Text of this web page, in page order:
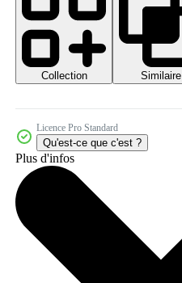
Collection
Similaire
Licence Pro Standard
Qu'est-ce que c'est ?
Plus d'infos